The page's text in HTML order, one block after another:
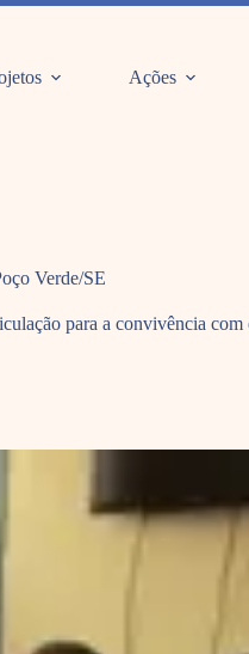
Ações
Verde/SE
para a convivência com